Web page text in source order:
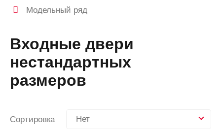
Модельный ряд
Входные двери
нестандартных
размеров
Сортировка Нет